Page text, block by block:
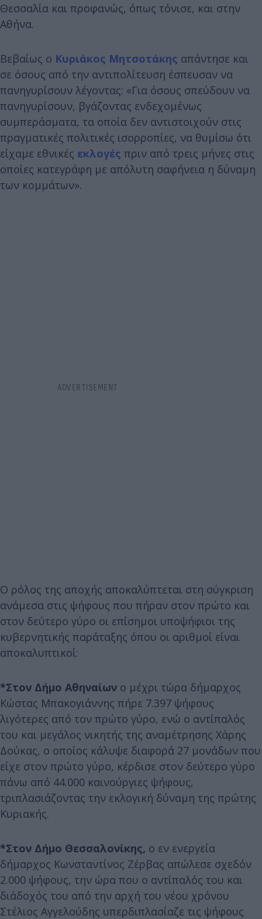
Θεσσαλία και προφανώς, όπως τόνισε, και στην
Αθήνα.
Βεβαίως ο Κυριάκος Μητσοτάκης απάντησε και
σε όσους από την αντιπολίτευση έσπευσαν να
πανηγυρίσουν λέγοντας: «Για όσους σπεύδουν να
πανηγυρίσουν, βγάζοντας ενδεχομένως
συμπεράσματα, τα οποία δεν αντιστοιχούν στις
πραγματικές πολιτικές ισορροπίες, να θυμίσω ότι
είχαμε εθνικές εκλογές πριν από τρεις μήνες στις
οποίες κατεγράφη με απόλυτη σαφήνεια η δύναμη
των κομμάτων».
Ο ρόλος της αποχής αποκαλύπτεται στη σύγκριση
ανάμεσα στις ψήφους που πήραν στον πρώτο και
στον δεύτερο γύρο οι επίσημοι υποψήφιοι της
κυβερνητικής παράταξης όπου οι αριθμοί είναι
αποκαλυπτικοί:
*Στον Δήμο Αθηναίων ο μέχρι τώρα δήμαρχος
Κώστας Μπακογιάννης πήρε 7.397 ψήφους
λιγότερες από τον πρώτο γύρο, ενώ ο αντίπαλός
του και μεγάλος νικητής της αναμέτρησης Χάρης
Δούκας, ο οποίος κάλυψε διαφορά 27 μονάδων που
είχε στον πρώτο γύρο, κέρδισε στον δεύτερο γύρο
πάνω από 44.000 καινούργιες ψήφους,
τριπλασιάζοντας την εκλογική δύναμη της πρώτης
Κυριακής.
*Στον Δήμο Θεσσαλονίκης, ο εν ενεργεία
δήμαρχος Κωνσταντίνος Ζέρβας απώλεσε σχεδόν
2.000 ψήφους, την ώρα που ο αντίπαλός του και
διάδοχός του από την αρχή του νέου χρόνου
Στέλιος Αγγελούδης υπερδιπλασίαζε τις ψήφους